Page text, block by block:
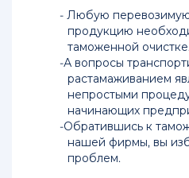
груза
Китая
Москву
Доставка
сборных
грузов
Любую перевозимую
продукцию
таможенной
А вопросы
растамаживанием
непростыми
начинающих
Обратившись к
нашей фирмы, вы
проблем.